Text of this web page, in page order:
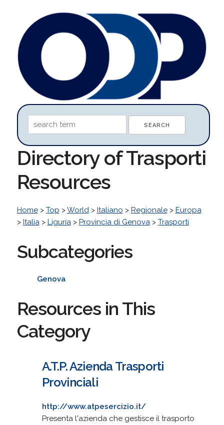
Directory of Trasporti
Resources
Home> Top >World> Italiano > Regionale> Europa
> Italia> Liguria> Provincia di Genova> Trasporti
Subcategories
Genova
Resources in This
Category
A.T.P. Azienda Trasporti
Provinciali
http://www.atpesercizio.it/
Presenta l'azienda che gestisce il trasporto